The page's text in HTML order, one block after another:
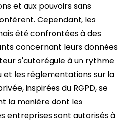
et aux pouvoirs sans
Cependant, les
été confrontées à des
concernant leurs données
s'autorégule à un rythme
et les réglementations sur la
inspirées du RGPD, se
la manière dont les
entreprises sont autorisés à